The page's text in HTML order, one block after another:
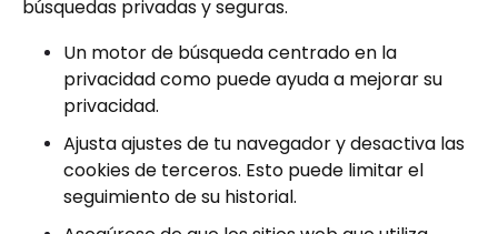
búsquedas privadas y seguras.
Un motor de búsqueda centrado en la
privacidad como puede ayuda a mejorar su
privacidad.
Ajusta ajustes de tu navegador y desactiva las
cookies de terceros. Esto puede limitar el
seguimiento de su historial.